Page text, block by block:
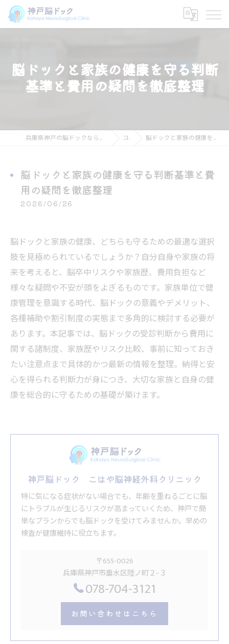
脳ドックと家族の健康を守る判断
基準と費用の疑問を徹底整理
兵庫県神戸の脳ドックなら神戸脳ドック こはや脳神経外科クリニック コラム 脳ドックと家族の健康を守る判断基準と費用の疑問を徹底整理
脳ドックと家族の健康を守る判断基準と費
用の疑問を徹底整理
2026/06/26
脳ドックと家族の健康、どちらも守るための最適な選択
肢を見極められているでしょうか？自分自身や家族の将
来を考えると、脳卒中リスクや家族歴、費用負担など
様々な疑問や不安が頭をよぎるものです。家族単位で健
康管理を意識する時代、脳ドックの意義やデメリット、
各種補助や割引制度の実態まで多角的に検討する必要が
あります。本記事では、脳ドックの受診判断から費用に
関する諸制度、家族歴やリスク比較、事前に知っておき
たい注意点まで具体的かつ最新の情報を整理。納得と安
心を得られる判断力が身につき、大切な家族と自身の健
康を総合的に守るための基礎が築けます。
神戸脳ドック こはや脳神経外科クリニック
特に気になる症状がない場合でも、年齢を重ねるごとに脳
にトラブルが生じるリスクが高まっていくため、神戸で簡
単なプランからでも脳ドックを受けてみませんか。早めの
検査が健康維持に役立ちます。
〒655-0026
兵庫県神戸市垂水区陸ノ町２−３
078-704-3121
お問い合わせはこちら